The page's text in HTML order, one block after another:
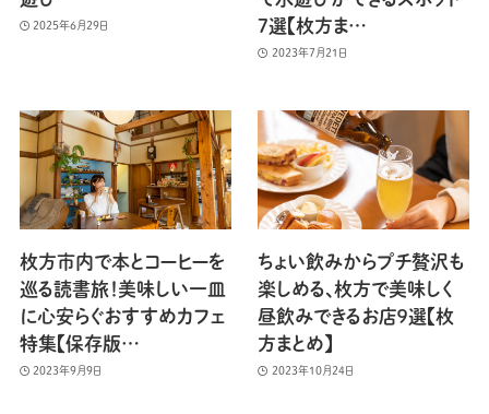
2025年6月29日
7選【枚方ま…
2023年7月21日
枚方市内で本とコーヒーを
巡る読書旅！美味しい一皿
に心安らぐおすすめカフェ
特集【保存版…
2023年9月9日
ちょい飲みからプチ贅沢も
楽しめる、枚方で美味しく
昼飲みできるお店９選【枚
方まとめ】
2023年10月24日